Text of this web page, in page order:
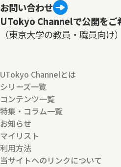
お問い合わせ
UTokyo Channelで公開をご
（東京大学の教員・職員向け）
UTokyo Channelとは
シリーズ一覧
コンテンツ一覧
特集・コラム一覧
お知らせ
マイリスト
利用方法
当サイトへのリンクについて